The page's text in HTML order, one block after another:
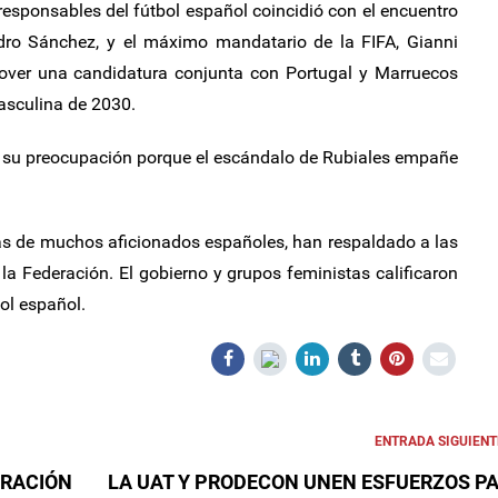
del fútbol español coincidió con el encuentro
Sánchez, y el máximo mandatario de la FIFA, Gianni
una candidatura conjunta con Portugal y Marruecos
de 2030.
preocupación porque el escándalo de Rubiales empañe
de muchos aficionados españoles, han respaldado a las
Federación. El gobierno y grupos feministas calificaron
español.
ENTRADA
LA UAT Y PRODECON UNEN ESFUERZOS